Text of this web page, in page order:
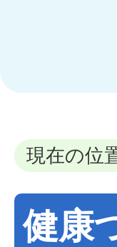
現在の位
健康